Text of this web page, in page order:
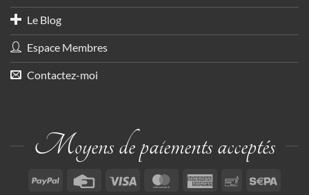
Le Blog
Espace Membres
Contactez-moi
Moyens de paiements acceptés
PayPal
Credit
Visa MasterCardAmericanPaiement